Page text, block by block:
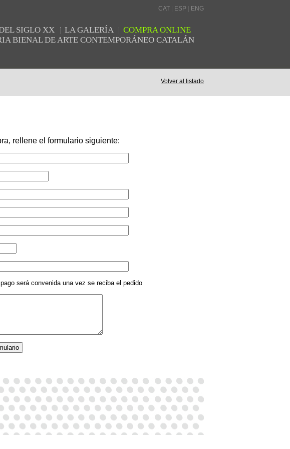
CAT ESP ENG
SIGLO XX LA GALERÍA
COMPRA ONLINE
BIENAL DE ARTE CONTEMPORÁNEO CATALÁN
Volver al listado
rellene el formulario siguiente:
será convenida una vez se reciba el pedido